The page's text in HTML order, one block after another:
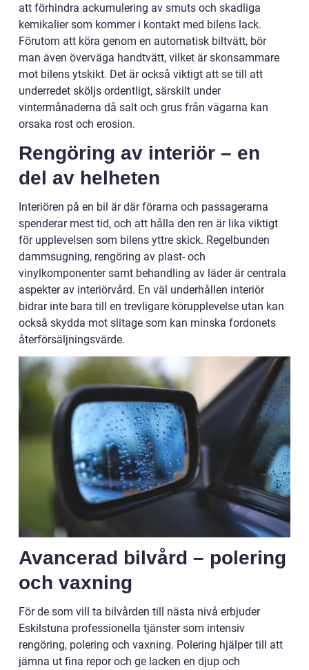
att förhindra ackumulering av smuts och skadliga
kemikalier som kommer i kontakt med bilens lack.
Förutom att köra genom en automatisk biltvätt, bör
man även överväga handtvätt, vilket är skonsammare
mot bilens ytskikt. Det är också viktigt att se till att
underredet sköljs ordentligt, särskilt under
vintermånaderna då salt och grus från vägarna kan
orsaka rost och erosion.
Rengöring av interiör – en
del av helheten
Interiören på en bil är där förarna och passagerarna
spenderar mest tid, och att hålla den ren är lika viktigt
för upplevelsen som bilens yttre skick. Regelbunden
dammsugning, rengöring av plast- och
vinylkomponenter samt behandling av läder är centrala
aspekter av interiörvård. En väl underhållen interiör
bidrar inte bara till en trevligare körupplevelse utan kan
också skydda mot slitage som kan minska fordonets
återförsäljningsvärde.
Avancerad bilvård – polering
och vaxning
För de som vill ta bilvården till nästa nivå erbjuder
Eskilstuna professionella tjänster som intensiv
rengöring, polering och vaxning. Polering hjälper till att
jämna ut fina repor och ge lacken en djup och